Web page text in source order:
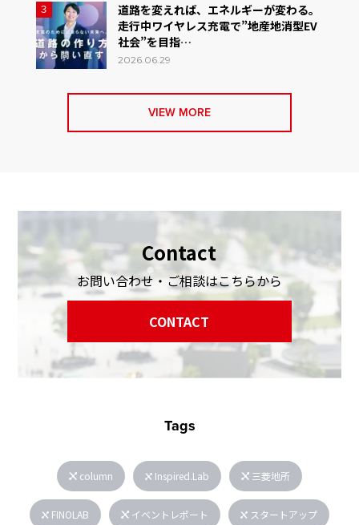
3
道路を変えれば、エネルギーが変わる。
走行中ワイヤレス充電で”地産地消型EV
社会”を目指…
2026.06.29
VIEW MORE
Contact
お問い合わせ・ご相談はこちらから
CONTACT
Tags
column Inspired.Lab 三菱地所
FINOLAB イベントレポート スタートアップ